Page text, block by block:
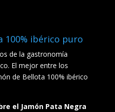
100% ibérico puro
de la gastronomía
El mejor entre los
de Bellota 100% ibérico
el Jamón Pata Negra